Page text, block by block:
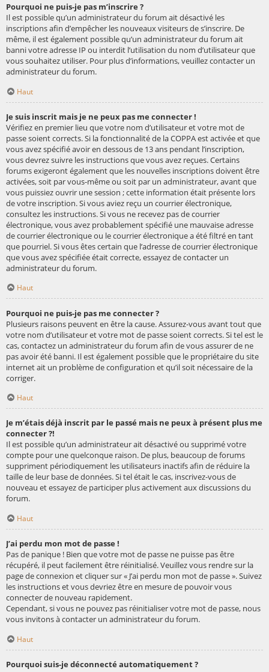
Pourquoi ne puis-je pas m’inscrire ?
Il est possible qu’un administrateur du forum ait désactivé les
inscriptions afin d’empêcher les nouveaux visiteurs de s’inscrire. De
même, il est également possible qu’un administrateur du forum ait
banni votre adresse IP ou interdit l’utilisation du nom d’utilisateur que
vous souhaitez utiliser. Pour plus d’informations, veuillez contacter un
administrateur du forum.
Haut
Je suis inscrit mais je ne peux pas me connecter !
Vérifiez en premier lieu que votre nom d’utilisateur et votre mot de
passe soient corrects. Si la fonctionnalité de la COPPA est activée et que
vous avez spécifié avoir en dessous de 13 ans pendant l’inscription,
vous devrez suivre les instructions que vous avez reçues. Certains
forums exigeront également que les nouvelles inscriptions doivent être
activées, soit par vous-même ou soit par un administrateur, avant que
vous puissiez ouvrir une session ; cette information était présente lors
de votre inscription. Si vous aviez reçu un courrier électronique,
consultez les instructions. Si vous ne recevez pas de courrier
électronique, vous avez probablement spécifié une mauvaise adresse
de courrier électronique ou le courrier électronique a été filtré en tant
que pourriel. Si vous êtes certain que l’adresse de courrier électronique
que vous avez spécifiée était correcte, essayez de contacter un
administrateur du forum.
Haut
Pourquoi ne puis-je pas me connecter ?
Plusieurs raisons peuvent en être la cause. Assurez-vous avant tout que
votre nom d’utilisateur et votre mot de passe soient corrects. Si tel est le
cas, contactez un administrateur du forum afin de vous assurer de ne
pas avoir été banni. Il est également possible que le propriétaire du site
internet ait un problème de configuration et qu’il soit nécessaire de la
corriger.
Haut
Je m’étais déjà inscrit par le passé mais ne peux à présent plus me
connecter ?!
Il est possible qu’un administrateur ait désactivé ou supprimé votre
compte pour une quelconque raison. De plus, beaucoup de forums
suppriment périodiquement les utilisateurs inactifs afin de réduire la
taille de leur base de données. Si tel était le cas, inscrivez-vous de
nouveau et essayez de participer plus activement aux discussions du
forum.
Haut
J’ai perdu mon mot de passe !
Pas de panique ! Bien que votre mot de passe ne puisse pas être
récupéré, il peut facilement être réinitialisé. Veuillez vous rendre sur la
page de connexion et cliquer sur « J’ai perdu mon mot de passe ». Suivez
les instructions et vous devriez être en mesure de pouvoir vous
connecter de nouveau rapidement.
Cependant, si vous ne pouvez pas réinitialiser votre mot de passe, nous
vous invitons à contacter un administrateur du forum.
Haut
Pourquoi suis-je déconnecté automatiquement ?